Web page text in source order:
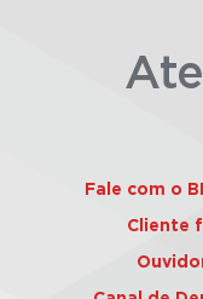
Fale com o
Cliente